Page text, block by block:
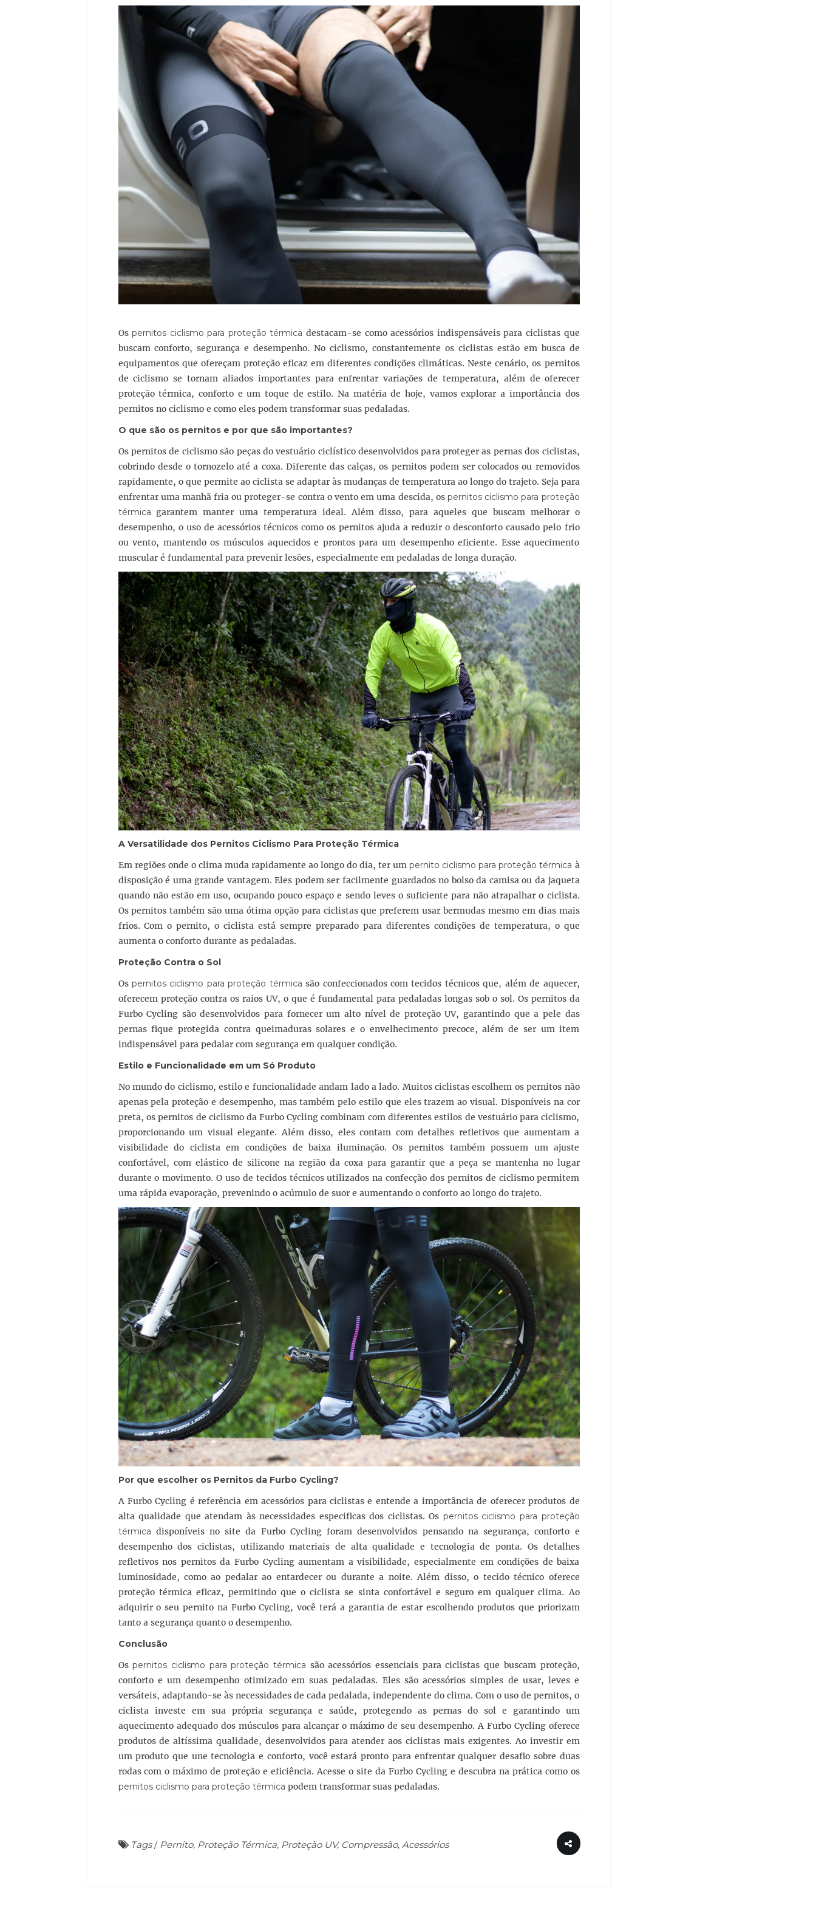
Ospernitos ciclismo para proteção térmica destacam-se como acessórios indispensáveis para ciclistas que
buscam conforto, segurança e desempenho. No ciclismo, constantemente os ciclistas estão em busca de
equipamentos que ofereçam proteção eficaz em diferentes condições climáticas. Neste cenário, os pernitos
de ciclismo se tornam aliados importantes para enfrentar variações de temperatura, além de oferecer
proteção térmica, conforto e um toque de estilo. Na matéria de hoje, vamos explorar a importância dos
pernitos no ciclismo e como eles podem transformar suas pedaladas.
O que são os pernitos e por que são importantes?
Os pernitos de ciclismo são peças do vestuário ciclístico desenvolvidos para proteger as pernas dos ciclistas,
cobrindo desde o tornozelo até a coxa. Diferente das calças, os pernitos podem ser colocados ou removidos
rapidamente, o que permite ao ciclista se adaptar às mudanças de temperatura ao longo do trajeto. Seja para
enfrentar uma manhã fria ou proteger-se contra o vento em uma descida, os pernitos ciclismo para proteção
térmica garantem manter uma temperatura ideal. Além disso, para aqueles que buscam melhorar o
desempenho, o uso de acessórios técnicos como os pernitos ajuda a reduzir o desconforto causado pelo frio
ou vento, mantendo os músculos aquecidos e prontos para um desempenho eficiente. Esse aquecimento
muscular é fundamental para prevenir lesões, especialmente em pedaladas de longa duração.
A Versatilidade dos Pernitos Ciclismo Para Proteção Térmica
Em regiões onde o clima muda rapidamente ao longo do dia, ter umpernito ciclismo para proteção térmica à
disposição é uma grande vantagem. Eles podem ser facilmente guardados no bolso da camisa ou da jaqueta
quando não estão em uso, ocupando pouco espaço e sendo leves o suficiente para não atrapalhar o ciclista.
Os pernitos também são uma ótima opção para ciclistas que preferem usar bermudas mesmo em dias mais
frios. Com o pernito, o ciclista está sempre preparado para diferentes condições de temperatura, o que
aumenta o conforto durante as pedaladas.
Proteção Contra o Sol
Os pernitos ciclismo para proteção térmica são confeccionados com tecidos técnicos que, além de aquecer,
oferecem proteção contra os raios UV, o que é fundamental para pedaladas longas sob o sol. Os pernitos da
Furbo Cycling são desenvolvidos para fornecer um alto nível de proteção UV, garantindo que a pele das
pernas fique protegida contra queimaduras solares e o envelhecimento precoce, além de ser um item
indispensável para pedalar com segurança em qualquer condição.
Estilo e Funcionalidade em um Só Produto
No mundo do ciclismo, estilo e funcionalidade andam lado a lado. Muitos ciclistas escolhem os pernitos não
apenas pela proteção e desempenho, mas também pelo estilo que eles trazem ao visual. Disponíveis na cor
preta, os pernitos de ciclismo da Furbo Cycling combinam com diferentes estilos de vestuário para ciclismo,
proporcionando um visual elegante. Além disso, eles contam com detalhes refletivos que aumentam a
visibilidade do ciclista em condições de baixa iluminação. Os pernitos também possuem um ajuste
confortável, com elástico de silicone na região da coxa para garantir que a peça se mantenha no lugar
durante o movimento. O uso de tecidos técnicos utilizados na confecção dos pernitos de ciclismo permitem
uma rápida evaporação, prevenindo o acúmulo de suor e aumentando o conforto ao longo do trajeto.
Por que escolher os Pernitos da Furbo Cycling?
A Furbo Cycling é referência em acessórios para ciclistas e entende a importância de oferecer produtos de
alta qualidade que atendam às necessidades especificas dos ciclistas. Os pernitos ciclismo para proteção
térmica disponíveis no site da Furbo Cycling foram desenvolvidos pensando na segurança, conforto e
desempenho dos ciclistas, utilizando materiais de alta qualidade e tecnologia de ponta. Os detalhes
refletivos nos pernitos da Furbo Cycling aumentam a visibilidade, especialmente em condições de baixa
luminosidade, como ao pedalar ao entardecer ou durante a noite. Além disso, o tecido técnico oferece
proteção térmica eficaz, permitindo que o ciclista se sinta confortável e seguro em qualquer clima. Ao
adquirir o seu pernito na Furbo Cycling, você terá a garantia de estar escolhendo produtos que priorizam
tanto a segurança quanto o desempenho.
Conclusão
Ospernitos ciclismo para proteção térmica são acessórios essenciais para ciclistas que buscam proteção,
conforto e um desempenho otimizado em suas pedaladas. Eles são acessórios simples de usar, leves e
versáteis, adaptando-se às necessidades de cada pedalada, independente do clima. Com o uso de pernitos, o
ciclista investe em sua própria segurança e saúde, protegendo as pernas do sol e garantindo um
aquecimento adequado dos músculos para alcançar o máximo de seu desempenho. A Furbo Cycling oferece
produtos de altíssima qualidade, desenvolvidos para atender aos ciclistas mais exigentes. Ao investir em
um produto que une tecnologia e conforto, você estará pronto para enfrentar qualquer desafio sobre duas
rodas com o máximo de proteção e eficiência. Acesse o site da Furbo Cycling e descubra na prática como os
pernitos ciclismo para proteção térmica podem transformar suas pedaladas.
Tags/ Pernito, Proteção Térmica, Proteção UV, Compressão, Acessórios